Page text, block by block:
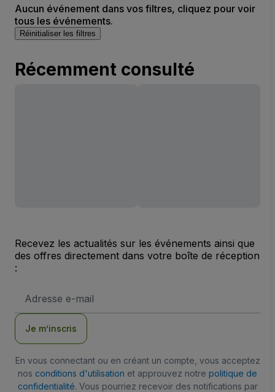
Aucun événement dans vos filtres, cliquez pour voir
tous les événements.
Réinitialiser les filtres
Récemment consulté
Recevez les actualités sur les événements ainsi que
des offres directement dans votre boîte de réception
:
e-
Je m’inscris
En vous connectant ou en créant un compte, vous acceptez
nos conditions d'utilisation et approuvez notre politique de
confidentialité. Vous pourriez recevoir des notifications par